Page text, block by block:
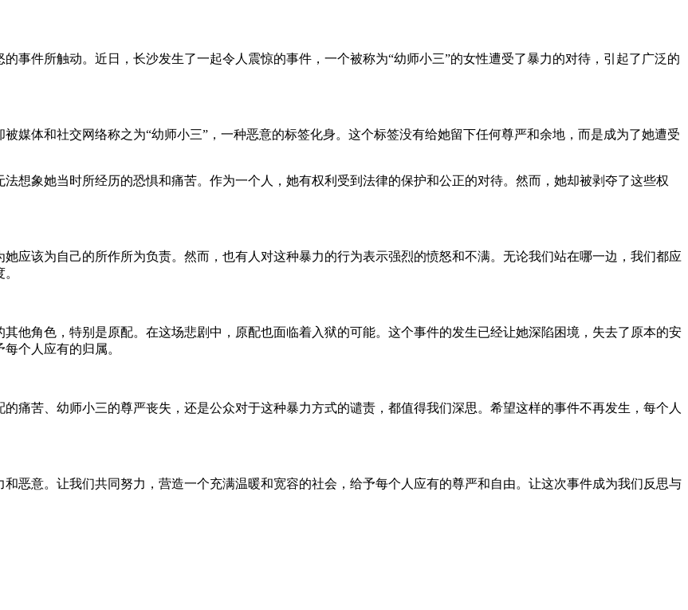
事件所触动。近日，长沙发生了一起令人震惊的事件，一个被称为“幼师小三”的女性遭受了暴力的对待，引起了广泛的
媒体和社交网络称之为“幼师小三”，一种恶意的标签化身。这个标签没有给她留下任何尊严和余地，而是成为了她遭受
想象她当时所经历的恐惧和痛苦。作为一个人，她有权利受到法律的保护和公正的对待。然而，她却被剥夺了这些权
应该为自己的所作所为负责。然而，也有人对这种暴力的行为表示强烈的愤怒和不满。无论我们站在哪一边，我们都应
他角色，特别是原配。在这场悲剧中，原配也面临着入狱的可能。这个事件的发生已经让她深陷困境，失去了原本的安
个人应有的归属。
痛苦、幼师小三的尊严丧失，还是公众对于这种暴力方式的谴责，都值得我们深思。希望这样的事件不再发生，每个人
恶意。让我们共同努力，营造一个充满温暖和宽容的社会，给予每个人应有的尊严和自由。让这次事件成为我们反思与